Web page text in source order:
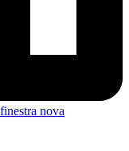
nova